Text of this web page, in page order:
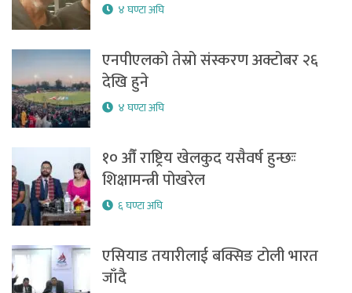
४ घण्टा अघि
एनपीएलको तेस्रो संस्करण अक्टोबर २६
देखि हुने
४ घण्टा अघि
१० औँ राष्ट्रिय खेलकुद यसैवर्ष हुन्छःः
शिक्षामन्त्री पोखरेल
६ घण्टा अघि
एसियाड तयारीलाई बक्सिङ टोली भारत
जाँदै